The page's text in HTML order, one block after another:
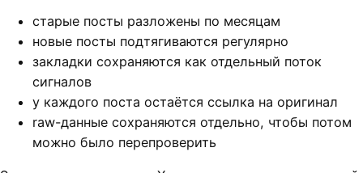
старые посты разложены по месяцам
новые посты подтягиваются регулярно
закладки сохраняются как отдельный поток
сигналов
у каждого поста остаётся ссылка на оригинал
raw-данные сохраняются отдельно, чтобы потом
можно было перепроверить